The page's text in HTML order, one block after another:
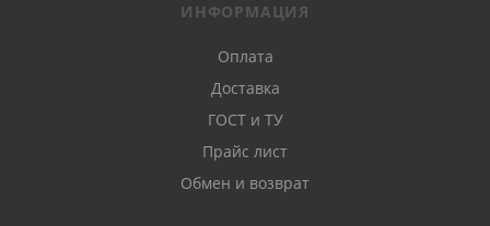
ИНФОРМАЦИЯ
Оплата
Доставка
ГОСТ и ТУ
Прайс лист
Обмен и возврат